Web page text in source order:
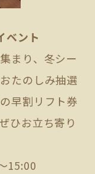
ベント
まり、冬シー
たのしみ抽選
早割リフト券
ひお立ち寄り
15:00